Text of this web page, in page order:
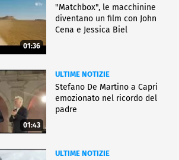
01:36
"Matchbox", le macchinine
diventano un film con John
Cena e Jessica Biel
01:43
ULTIME NOTIZIE
Stefano De Martino a Capri
emozionato nel ricordo del
padre
ULTIME NOTIZIE